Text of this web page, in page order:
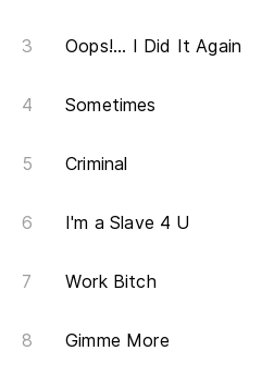
Oops!... I Did It Again
Sometimes
Criminal
I'm a Slave 4 U
Work Bitch
Gimme More